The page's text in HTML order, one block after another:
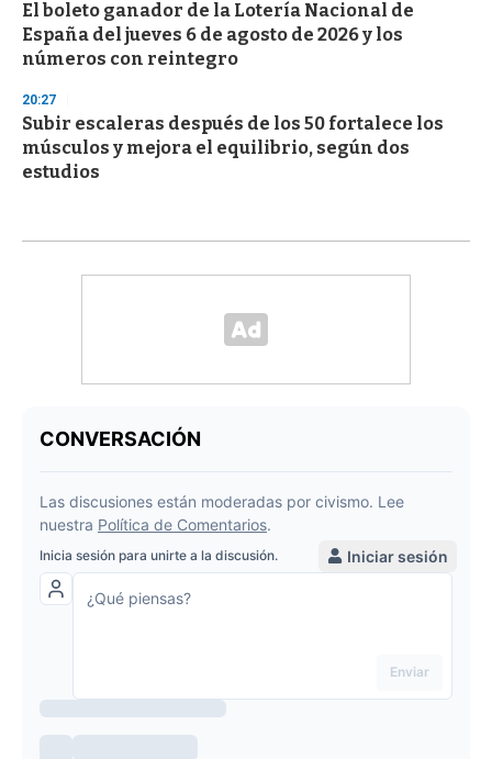
El boleto ganador de la Lotería Nacional de
España del jueves 6 de agosto de 2026 y los
números con reintegro
20:27
Subir escaleras después de los 50 fortalece los
músculos y mejora el equilibrio, según dos
estudios